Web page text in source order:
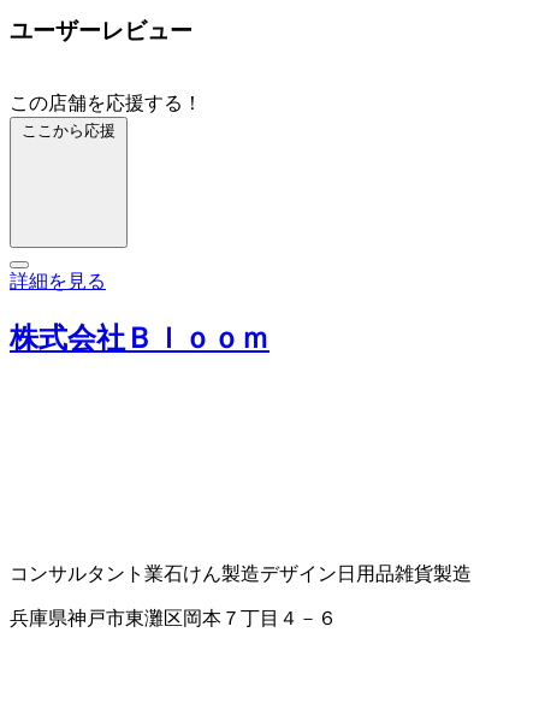
ユーザーレビュー
この店舗を応援する！
ここから応援
詳細を見る
株式会社Ｂｌｏｏｍ
コンサルタント業石けん製造デザイン 日用品雑貨製造
兵庫県神戸市東灘区岡本７丁目４－６